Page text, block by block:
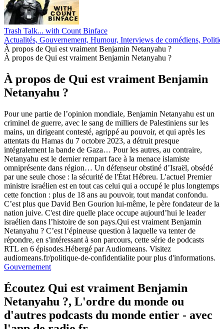
Trash Talk... with Count Binface
Actualités, Gouvernement, Humour, Interviews de comédiens,
À propos de Qui est vraiment Benjamin Netanyahu ?
À propos de Qui est vraiment Benjamin Netanyahu ?
À propos de Qui est vraiment Benjamin
Netanyahu ?
Pour une partie de l’opinion mondiale, Benjamin Netanyahu est un
criminel de guerre, avec le sang de milliers de Palestiniens sur les
mains, un dirigeant contesté, agrippé au pouvoir, et qui après les
attentats du Hamas du 7 octobre 2023, a détruit presque
intégralement la bande de Gaza… Pour les autres, au contraire,
Netanyahu est le dernier rempart face à la menace islamiste
omniprésente dans région… Un défenseur obstiné d’Israël, obsédé
par une seule chose : la sécurité de l'État Hébreu. L'actuel Premier
ministre israélien est en tout cas celui qui a occupé le plus longtemps
cette fonction : plus de 18 ans au pouvoir, tout mandat confondu.
C’est plus que David Ben Gourion lui-même, le père fondateur de la
nation juive. C'est dire quelle place occupe aujourd’hui le leader
israélien dans l’histoire de son pays.Qui est vraiment Benjamin
Netanyahu ? C’est l‘épineuse question à laquelle va tenter de
répondre, en s'intéressant à son parcours, cette série de podcasts
RTL en 6 épisodes.Hébergé par Audiomeans. Visitez
audiomeans.fr/politique-de-confidentialite pour plus d'informations.
Gouvernement
Écoutez Qui est vraiment Benjamin
Netanyahu ?, L'ordre du monde ou
d'autres podcasts du monde entier - avec